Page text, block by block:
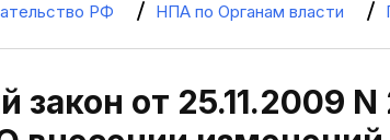
РФ НПА по Органам власти
закон от 25.11.2009